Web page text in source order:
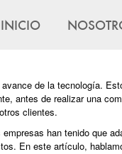
INICIO
de la tecnología.
antes de realizar una
clientes.
han tenido que
En este artículo,